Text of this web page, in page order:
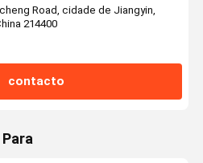
Road, cidade de Jiangyin,
214400
contacto